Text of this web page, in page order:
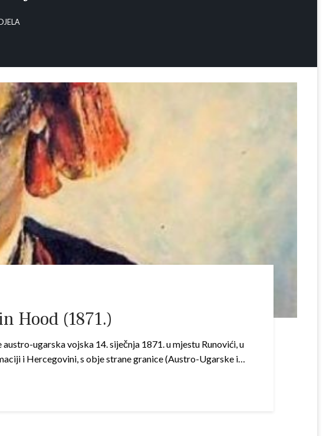
Hood (1871.)
ugarska vojska 14. siječnja 1871. u mjestu Runovići, u
i Hercegovini, s obje strane granice (Austro-Ugarske i…